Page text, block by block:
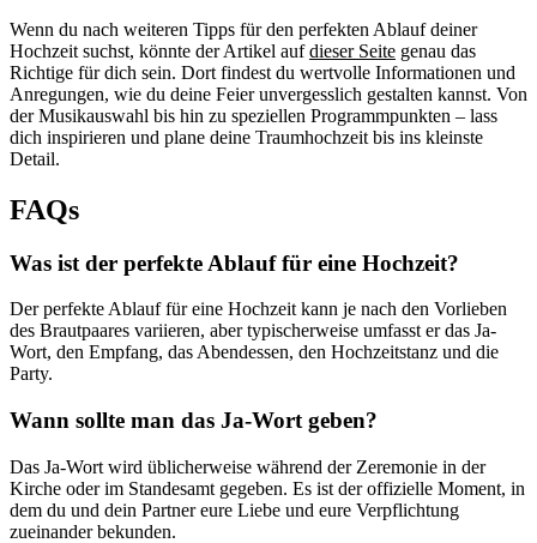
Wenn du nach weiteren Tipps für den perfekten Ablauf deiner
Hochzeit suchst, könnte der Artikel aufdieser Seite genau das
Richtige für dich sein. Dort findest du wertvolle Informationen und
Anregungen, wie du deine Feier unvergesslich gestalten kannst. Von
der Musikauswahl bis hin zu speziellen Programmpunkten – lass
dich inspirieren und plane deine Traumhochzeit bis ins kleinste
Detail.
FAQs
Was ist der perfekte Ablauf für eine Hochzeit?
Der perfekte Ablauf für eine Hochzeit kann je nach den Vorlieben
des Brautpaares variieren, aber typischerweise umfasst er das Ja-
Wort, den Empfang, das Abendessen, den Hochzeitstanz und die
Party.
Wann sollte man das Ja-Wort geben?
Das Ja-Wort wird üblicherweise während der Zeremonie in der
Kirche oder im Standesamt gegeben. Es ist der offizielle Moment, in
dem du und dein Partner eure Liebe und eure Verpflichtung
zueinander bekunden.